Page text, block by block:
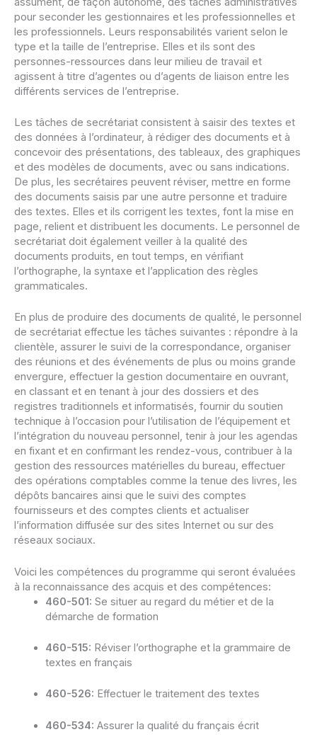
pour seconder les gestionnaires et les professionnelles et
les professionnels. Leurs responsabilités varient selon le
type et la taille de l’entreprise. Elles et ils sont des
personnes-ressources dans leur milieu de travail et
agissent à titre d’agentes ou d’agents de liaison entre les
différents services de l’entreprise.
Les tâches de secrétariat consistent à saisir des textes et
des données à l’ordinateur, à rédiger des documents et à
concevoir des présentations, des tableaux, des graphiques
et des modèles de documents, avec ou sans indications.
De plus, les secrétaires peuvent réviser, mettre en forme
des documents saisis par une autre personne et traduire
des textes. Elles et ils corrigent les textes, font la mise en
page, relient et distribuent les documents. Le personnel de
secrétariat doit également veiller à la qualité des
documents produits, en tout temps, en vérifiant
l’orthographe, la syntaxe et l’application des règles
grammaticales.
En plus de produire des documents de qualité, le personnel
de secrétariat effectue les tâches suivantes : répondre à la
clientèle, assurer le suivi de la correspondance, organiser
des réunions et des événements de plus ou moins grande
envergure, effectuer la gestion documentaire en ouvrant,
en classant et en tenant à jour des dossiers et des
registres traditionnels et informatisés, fournir du soutien
technique à l’occasion pour l’utilisation de l’équipement et
l’intégration du nouveau personnel, tenir à jour les agendas
en fixant et en confirmant les rendez-vous, contribuer à la
gestion des ressources matérielles du bureau, effectuer
des opérations comptables comme la tenue des livres, les
dépôts bancaires ainsi que le suivi des comptes
fournisseurs et des comptes clients et actualiser
l’information diffusée sur des sites Internet ou sur des
réseaux sociaux.
Voici les compétences du programme qui seront évaluées
à la reconnaissance des acquis et des compétences:
460-501: Se situer au regard du métier et de la
démarche de formation
460-515: Réviser l’orthographe et la grammaire de
textes en français
460-526: Effectuer le traitement des textes
460-534: Assurer la qualité du français écrit